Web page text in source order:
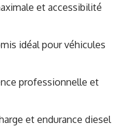
et accessibilité
idéal pour véhicules
professionnelle et
et endurance diesel